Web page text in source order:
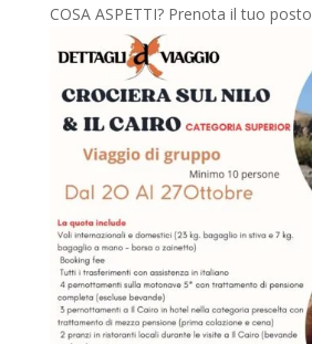
COSA ASPETTI? Prenota il tuo posto